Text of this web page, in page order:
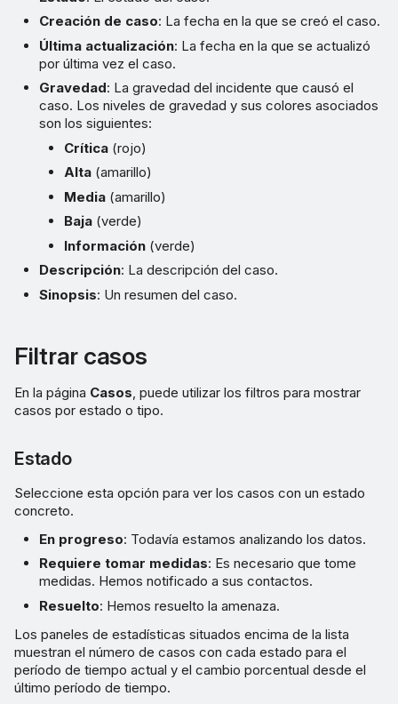
Creación de caso: La fecha en la que se creó el caso.
Última actualización: La fecha en la que se actualizó
por última vez el caso.
Gravedad: La gravedad del incidente que causó el
caso. Los niveles de gravedad y sus colores asociados
son los siguientes:
Crítica (rojo)
Alta (amarillo)
Media (amarillo)
Baja (verde)
Información (verde)
Descripción: La descripción del caso.
Sinopsis: Un resumen del caso.
Filtrar casos
En la página Casos , puede utilizar los filtros para mostrar
casos por estado o tipo.
Estado
Seleccione esta opción para ver los casos con un estado
concreto.
En progreso: Todavía estamos analizando los datos.
Requiere tomar medidas: Es necesario que tome
medidas. Hemos notificado a sus contactos.
Resuelto: Hemos resuelto la amenaza.
Los paneles de estadísticas situados encima de la lista
muestran el número de casos con cada estado para el
período de tiempo actual y el cambio porcentual desde el
último período de tiempo.